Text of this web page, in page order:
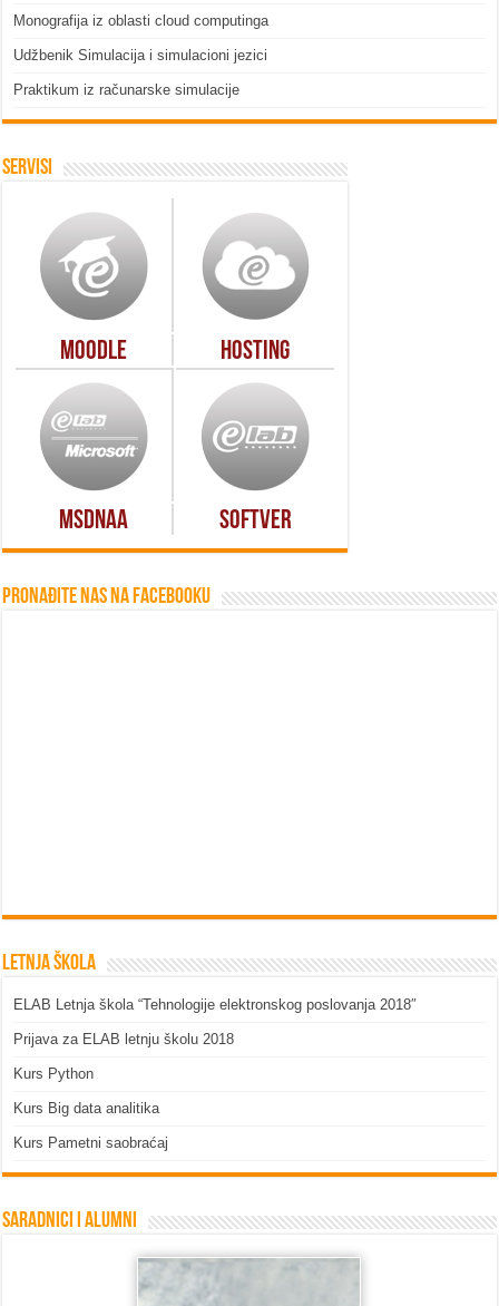
Monografija iz oblasti cloud computinga
Udžbenik Simulacija i simulacioni jezici
Praktikum iz računarske simulacije
Servisi
Moodle Hosting
MSDNAA Softver
Pronađite nas na Facebooku
Letnja škola
ELAB Letnja škola “Tehnologije elektronskog poslovanja 2018″
Prijava za ELAB letnju školu 2018
Kurs Python
Kurs Big data analitika
Kurs Pametni saobraćaj
Saradnici i Alumni